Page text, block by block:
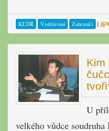
KĽDR Vzdělávání Zahraničí | 올
Kim
U
velkého vůdce soudruha